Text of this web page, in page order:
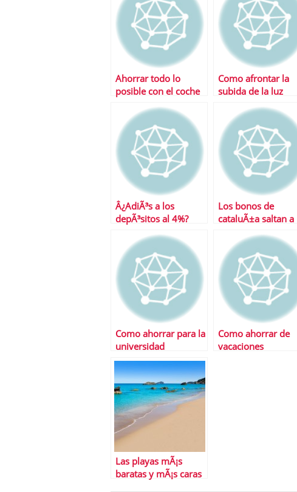
Ahorrar todo lo
posible con el coche
Como afrontar la
subida de la luz
Â¿AdiÃ³s a los
depÃ³sitos al 4%?
Los bonos de
cataluÃ±a saltan a
Como ahorrar para la
universidad
Como ahorrar de
vacaciones
Las playas mÃ¡s
baratas y mÃ¡s caras